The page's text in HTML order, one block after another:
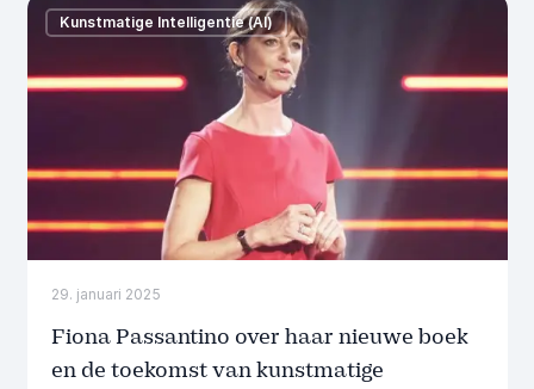
29. januari 2025
Fiona Passantino over haar nieuwe boek
en de toekomst van kunstmatige
Kunstmatige Intelligentie (AI)